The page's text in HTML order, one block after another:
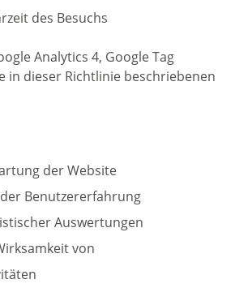
des Besuchs
Analytics 4, Google Tag
in dieser Richtlinie beschriebenen
der Website
Benutzererfahrung
Auswertungen
von